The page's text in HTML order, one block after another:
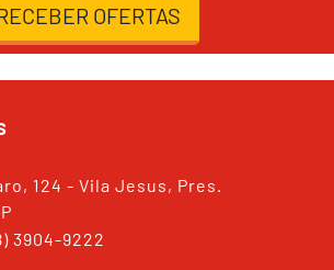
OFERTAS
124 - Vila Jesus, Pres.
3904-9222